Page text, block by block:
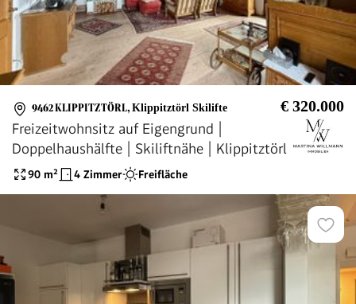
9462 KLIPPITZTÖRL, Klippitztörl Skilifte € 320.000
Freizeitwohnsitz auf Eigengrund |
Doppelhaushälfte | Skiliftnähe | Klippitztörl
90 m² 4 Zimmer Freifläche